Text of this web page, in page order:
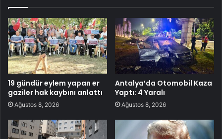
19 gündür eylem yapan er
gaziler hak kaybını anlattı
Ağustos 8, 2026
Antalya’da Otomobil Kaza
Yaptı: 4 Yaralı
Ağustos 8, 2026